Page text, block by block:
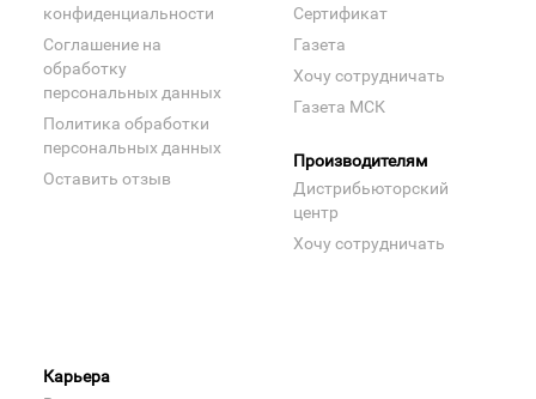
конфиденциальности
Соглашение на
обработку
персональных данных
Политика обработки
персональных данных
Оставить отзыв
Сертификат
Газета
Хочу сотрудничать
Газета МСК
Производителям
Дистрибьюторский
центр
Хочу сотрудничать
Карьера